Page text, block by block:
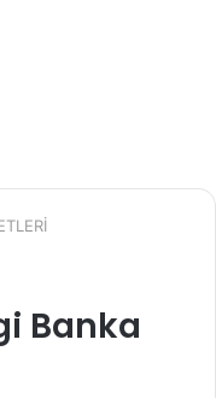
Banka